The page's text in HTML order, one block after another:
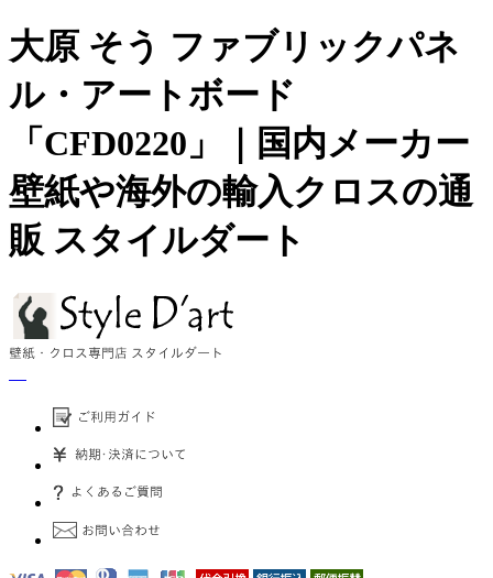
大原 そう ファブリックパネ
ル・アートボード
「CFD0220」｜国内メーカー
壁紙や海外の輸入クロスの通
販 スタイルダート